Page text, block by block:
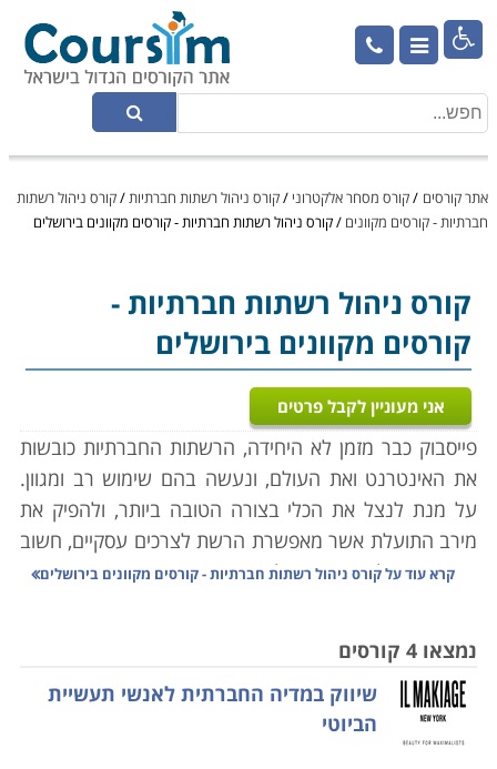

אתר קורסים /קורס מסחר אלקטרוני /קורס ניהול רשתות חברתיות/קורס ניהול רשתות
חברתיות - קורסים מקוונים /קורס ניהול רשתות חברתיות - קורסים מקוונים בירושלים
קורס ניהול רשתות חברתיות-
קורסים מקוונים בירושלים
אני מעוניין לקבל פרטים
פייסבוק כבר מזמן לא היחידה, הרשתות החברתיות כובשות
את האינטרנט ואת העולם, ונעשה בהם שימוש רב ומגוון.
על מנת לנצל את הכלי בצורה הטובה ביותר, ולהפיק את
מירב התועלת אשר מאפשרת הרשת לצרכים עסקיים, חשוב
ביותר שינהל את הפרופיל ברשת מי שהוא מומחה בתחום.
חברתיות.
יש היום חשבונות ופרופילים ברשתות חברתיות לאנשים
קרא עוד עלקורס ניהול רשתות חברתיות - קורסים מקוונים בירושלים
נמצאו 4 קורסים
שיווק במדיה החברתית לאנשי תעשיית
הביוטי